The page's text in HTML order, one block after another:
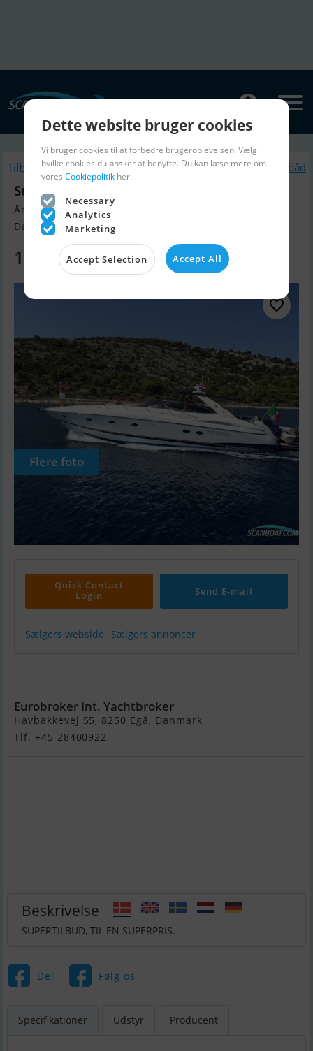
Tilbage Lignende Motorbåd
Sunseeker Predator 56
Årgang 2000, Motorbåd til salg
Danmark, Danmark
1.265.000 DKK
Flere foto
Quick Contact
Login
Send E-mail
Sælgers webside Sælgers annoncer
Eurobroker Int. Yachtbroker
Havbakkevej 55, 8250 Egå, Danmark
Tlf. +45 28400922
Beskrivelse
SUPERTILBUD, TIL EN SUPERPRIS.
Del Følg os
Specifikationer Udstyr Producent
Dette website bruger cookies
Vi bruger cookies til at forbedre brugeroplevelsen. Vælg
hvilke cookies du ønsker at benytte. Du kan læse mere om
vores Cookiepolitik her.
Necessary
Analytics
Marketing
Accept Selection Accept All